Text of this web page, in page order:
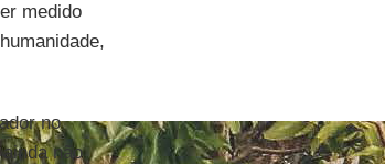
medido
no
não